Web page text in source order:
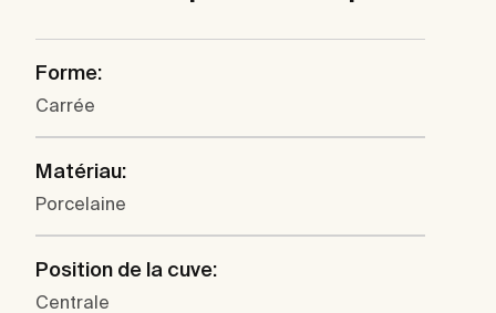
Forme:
Carrée
Matériau:
Porcelaine
Position de la cuve:
Centrale